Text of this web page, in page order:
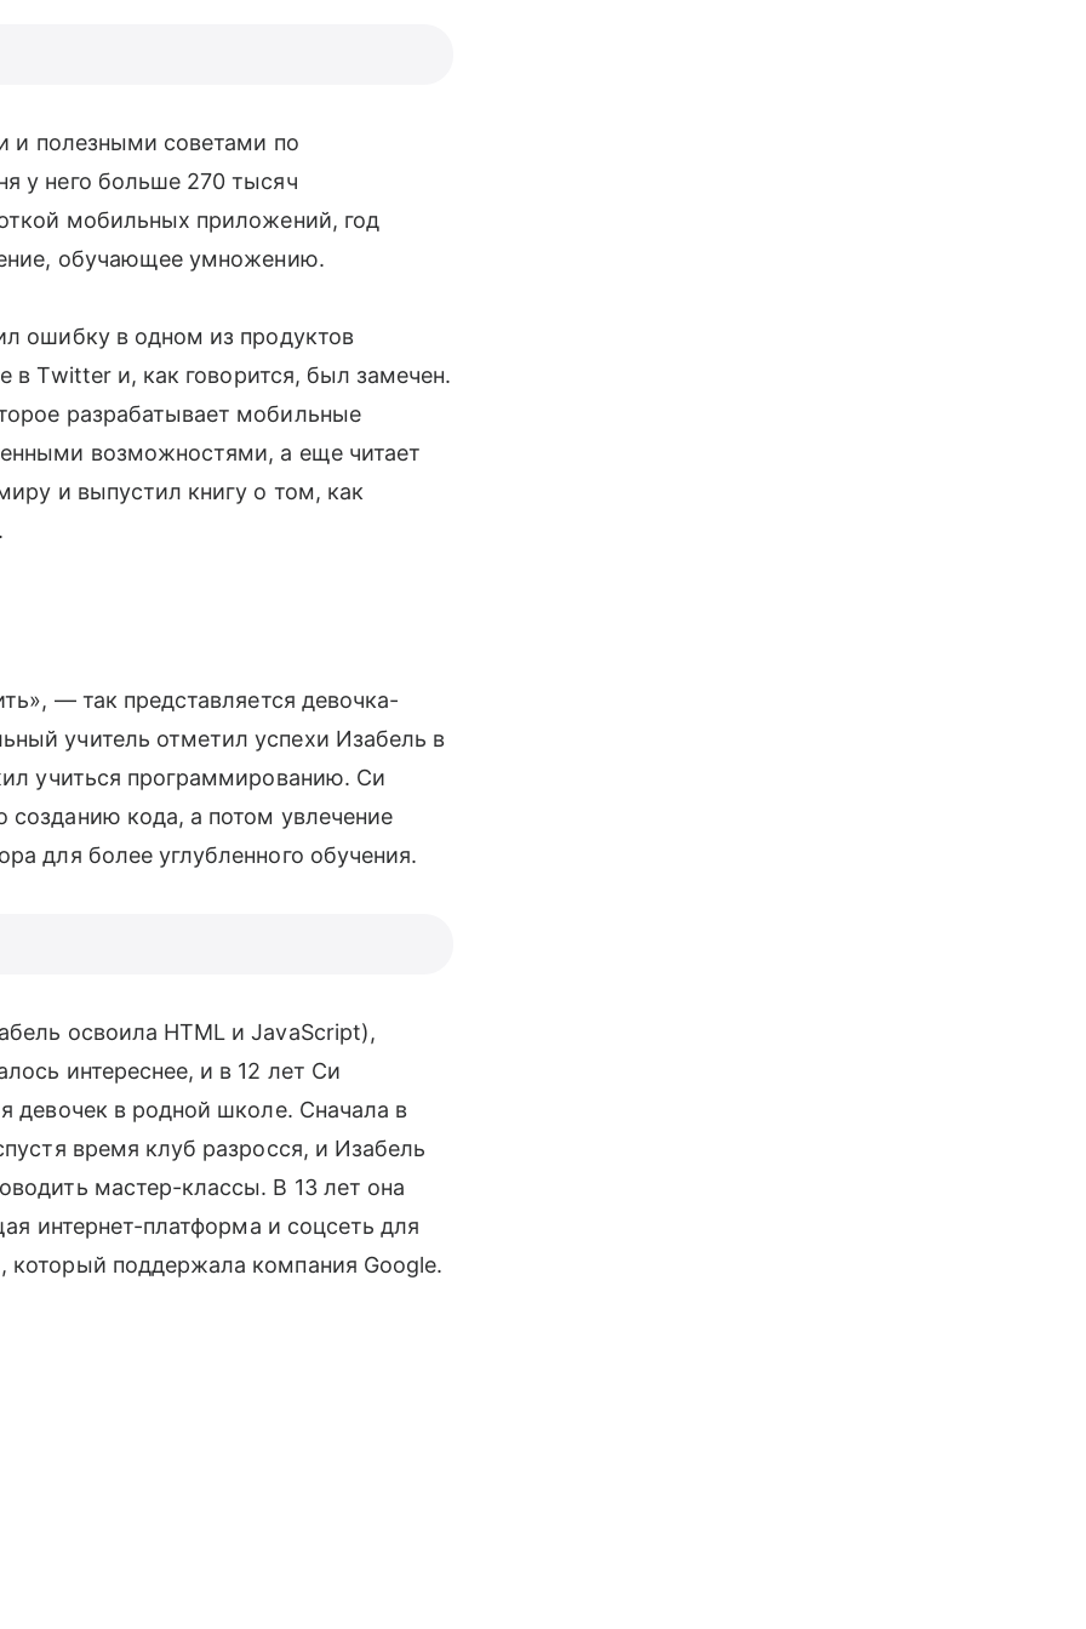
и полезными советами по
у него больше 270 тысяч
мобильных приложений, год
обучающее умножению.
ошибку в одном из продуктов
в Twitter и, как говорится, был замечен.
разрабатывает мобильные
возможностями, а еще читает
и выпустил книгу о том, как
— так представляется девочка-
учитель отметил успехи Изабель в
учиться программированию. Си
кода, а потом увлечение
для более углубленного обучения.
освоила HTML и JavaScript),
интереснее, и в 12 лет Си
девочек в родной школе. Сначала в
время клуб разросся, и Изабель
мастер-классы. В 13 лет она
интернет-платформа и соцсеть для
поддержала компания Google.